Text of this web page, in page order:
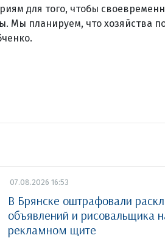
для того, чтобы
Мы планируем, что хозяйства
07.08.2026 16:53
В Брянске оштрафовали
объявлений и рисовальщика
рекламном щите